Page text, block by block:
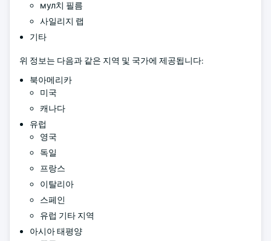
мул치 필름
사일리지 랩
기타
위 정보는 다음과 같은 지역 및 국가에 제공됩니다:
북아메리카
미국
캐나다
유럽
영국
독일
프랑스
이탈리아
스페인
유럽 기타 지역
아시아 태평양